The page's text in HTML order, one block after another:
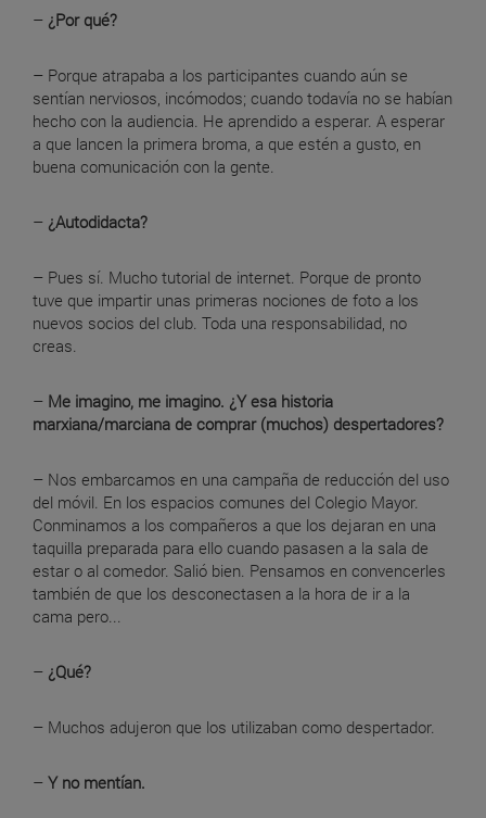
– ¿Por qué?
– Porque atrapaba a los participantes cuando aún se
sentían nerviosos, incómodos; cuando todavía no se habían
hecho con la audiencia. He aprendido a esperar. A esperar
a que lancen la primera broma, a que estén a gusto, en
buena comunicación con la gente.
– ¿Autodidacta?
– Pues sí. Mucho tutorial de internet. Porque de pronto
tuve que impartir unas primeras nociones de foto a los
nuevos socios del club. Toda una responsabilidad, no
creas.
– Me imagino, me imagino. ¿Y esa historia
marxiana/marciana de comprar (muchos) despertadores?
– Nos embarcamos en una campaña de reducción del uso
del móvil. En los espacios comunes del Colegio Mayor.
Conminamos a los compañeros a que los dejaran en una
taquilla preparada para ello cuando pasasen a la sala de
estar o al comedor. Salió bien. Pensamos en convencerles
también de que los desconectasen a la hora de ir a la
cama pero...
– ¿Qué?
– Muchos adujeron que los utilizaban como despertador.
– Y no mentían.